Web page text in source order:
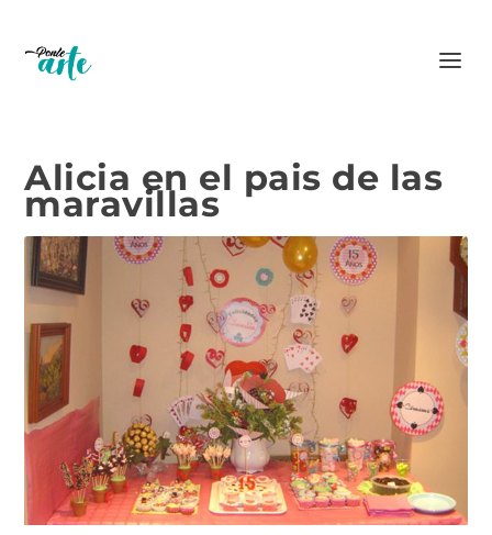
Alicia en el pais de las
maravillas